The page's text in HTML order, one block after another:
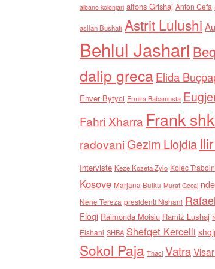
albano kolonjari alfons Grishaj Anton Cefa
asllan Bushati Astrit Lulushi
Behlul Jashari
dalip grecaElida
Enver Bytyci Ermira Babamusta
Fahri Xharra Frank
radovaniGezim Llojdia
Interviste Keze Kozeta Zylo Kolec
Kosove Marjana Bulku Murat Gecaj
Nene Tereza presidenti Nishani
Floqi Raimonda Moisiu Ramiz Lushaj
Elshani SHBA Shefqet Kercelli
Sokol Paja Thaci Vatra